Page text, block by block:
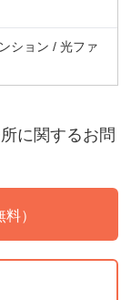
ション / 光ファ
に関するお問
料）